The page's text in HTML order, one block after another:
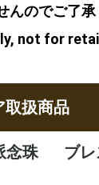
んのでご了
not for
取扱商品
念珠 ブ